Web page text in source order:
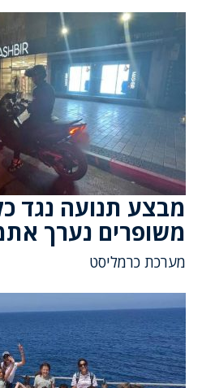
מבצע תנועה נגד
משופרים נערך
מערכת כרמליסט